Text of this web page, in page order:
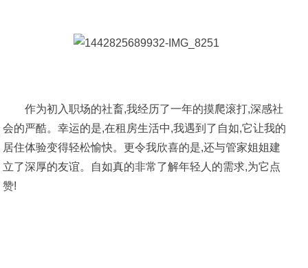
作为初入职场的社畜,我经历了一年的摸爬滚打,深感社
会的严酷。幸运的是,在租房生活中,我遇到了自如,它让我的
居住体验变得轻松愉快。更令我欣喜的是,还与管家姐姐建
立了深厚的友谊。自如真的非常了解年轻人的需求,为它点
赞!